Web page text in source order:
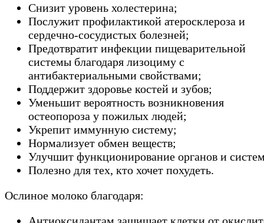
Снизит уровень холестерина;
Послужит профилактикой атеросклероза и
сердечно-сосудистых болезней;
Предотвратит инфекции пищеварительной
системы благодаря лизоциму с
антибактериальными свойствами;
Поддержит здоровье костей и зубов;
Уменьшит вероятность возникновения
остеопороза у пожилых людей;
Укрепит иммунную систему;
Нормализует обмен веществ;
Улучшит функционирование органов и
Полезно для тех, кто хочет похудеть.
Ослиное молоко благодаря: